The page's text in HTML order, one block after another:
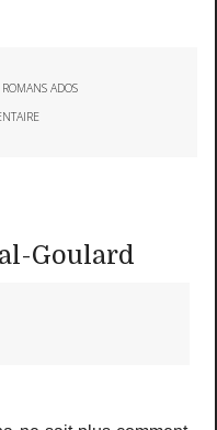
ROMANS ADOS
Goulard